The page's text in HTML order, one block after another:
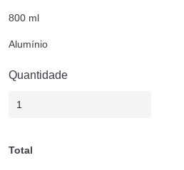
800 ml
Alumínio
Quantidade
Total